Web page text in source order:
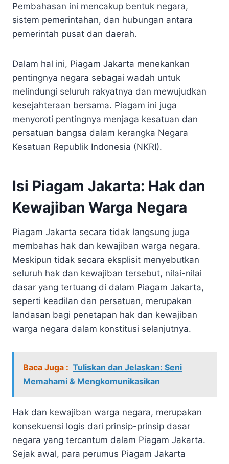
Pembahasan ini mencakup bentuk negara,
sistem pemerintahan, dan hubungan antara
pemerintah pusat dan daerah.
Dalam hal ini, Piagam Jakarta menekankan
pentingnya negara sebagai wadah untuk
melindungi seluruh rakyatnya dan mewujudkan
kesejahteraan bersama. Piagam ini juga
menyoroti pentingnya menjaga kesatuan dan
persatuan bangsa dalam kerangka Negara
Kesatuan Republik Indonesia (NKRI).
Isi Piagam Jakarta: Hak dan
Kewajiban Warga Negara
Piagam Jakarta secara tidak langsung juga
membahas hak dan kewajiban warga negara.
Meskipun tidak secara eksplisit menyebutkan
seluruh hak dan kewajiban tersebut, nilai-nilai
dasar yang tertuang di dalam Piagam Jakarta,
seperti keadilan dan persatuan, merupakan
landasan bagi penetapan hak dan kewajiban
warga negara dalam konstitusi selanjutnya.
Baca Juga : Tuliskan dan Jelaskan: Seni
Memahami & Mengkomunikasikan
Hak dan kewajiban warga negara, merupakan
konsekuensi logis dari prinsip-prinsip dasar
negara yang tercantum dalam Piagam Jakarta.
Sejak awal, para perumus Piagam Jakarta